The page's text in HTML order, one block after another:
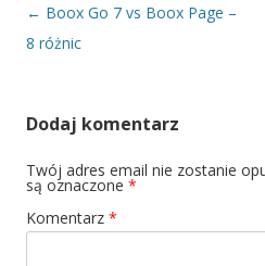
Nawigacja wpisu
← Boox Go 7 vs Boox Page –
8 różnic
Dodaj komentarz
Twój adres email nie zostanie
są oznaczone *
Komentarz *